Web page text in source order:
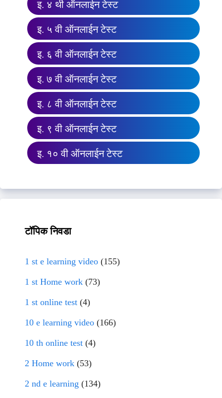
इ. ४ थी ऑनलाईन टेस्ट
इ. ५ वी ऑनलाईन टेस्ट
इ. ६ वी ऑनलाईन टेस्ट
इ. ७ वी ऑनलाईन टेस्ट
इ. ८ वी ऑनलाईन टेस्ट
इ. ९ वी ऑनलाईन टेस्ट
इ. १० वी ऑनलाईन टेस्ट
टॉपिक निवडा
1 st e learning video (155)
1 st Home work (73)
1 st online test (4)
10 e learning video (166)
10 th online test (4)
2 Home work (53)
2 nd e learning (134)